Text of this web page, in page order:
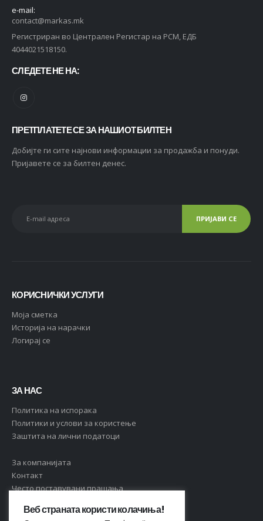
e-mail:
contact@markas.mk
Регистриран во Централен Регистар на РСМ, ЕДБ
4044021518150.
СЛЕДЕТЕ НЕ НА:
ПРЕТПЛАТЕТЕ СЕ ЗА НАШИОТ БИЛТЕН
Добијте ги сите најнови информации за продажба и понуди.
Пријавете се за билтен денес.
КОРИСНИЧКИ УСЛУГИ
Moja сметка
Историја на нарачки
Логирај се
ЗА НАС
Политика на испорака
Политики и услови за користење
Заштита на лични податоци
За компанијата
Контакт
Често поставувани прашања
Веб страната користи колачиња!